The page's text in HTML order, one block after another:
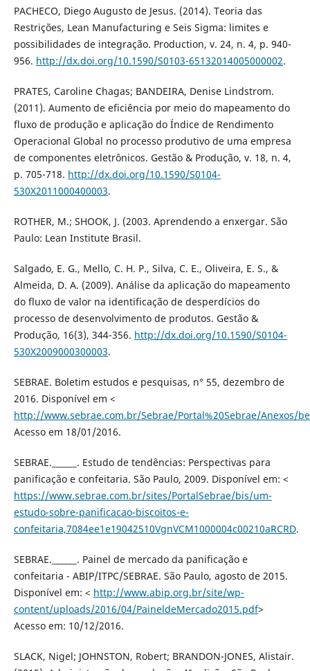
PACHECO, Diego Augusto de Jesus. (2014). Teoria das
Restrições, Lean Manufacturing e Seis Sigma: limites e
possibilidades de integração. Production, v. 24, n. 4, p. 940-
956. http://dx.doi.org/10.1590/S0103-65132014005000002.
PRATES, Caroline Chagas; BANDEIRA, Denise Lindstrom.
(2011). Aumento de eficiência por meio do mapeamento do
fluxo de produção e aplicação do Índice de Rendimento
Operacional Global no processo produtivo de uma empresa
de componentes eletrônicos. Gestão & Produção, v. 18, n. 4,
p. 705-718. http://dx.doi.org/10.1590/S0104-
530X2011000400003.
ROTHER, M.; SHOOK, J. (2003. Aprendendo a enxergar. São
Paulo: Lean Institute Brasil.
Salgado, E. G., Mello, C. H. P., Silva, C. E., Oliveira, E. S., &
Almeida, D. A. (2009). Análise da aplicação do mapeamento
do fluxo de valor na identificação de desperdícios do
processo de desenvolvimento de produtos. Gestão &
Produção, 16(3), 344-356. http://dx.doi.org/10.1590/S0104-
530X2009000300003.
SEBRAE. Boletim estudos e pesquisas, n° 55, dezembro de
2016. Disponível em <
http://www.sebrae.com.br/Sebrae/Portal%20Sebrae/Anexos/
Acesso em 18/01/2016.
SEBRAE.______. Estudo de tendências: Perspectivas para
panificação e confeitaria. São Paulo, 2009. Disponível em: <
https://www.sebrae.com.br/sites/PortalSebrae/bis/um-
estudo-sobre-panificacao-biscoitos-e-
confeitaria,7084ee1e19042510VgnVCM1000004c00210aRCRD.
SEBRAE.______. Painel de mercado da panificação e
confeitaria - ABIP/ITPC/SEBRAE. São Paulo, agosto de 2015.
Disponível em: < http://www.abip.org.br/site/wp-
content/uploads/2016/04/PaineldeMercado2015.pdf>
Acesso em: 10/12/2016.
SLACK, Nigel; JOHNSTON, Robert; BRANDON-JONES, Alistair.